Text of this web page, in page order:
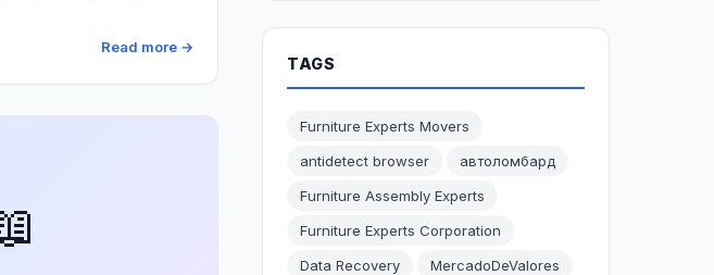
Read more →
TAGS
Furniture Experts Movers
antidetect browser
автоломбард
Furniture Assembly Experts
Furniture Experts Corporation
Data Recovery
MercadoDeValores